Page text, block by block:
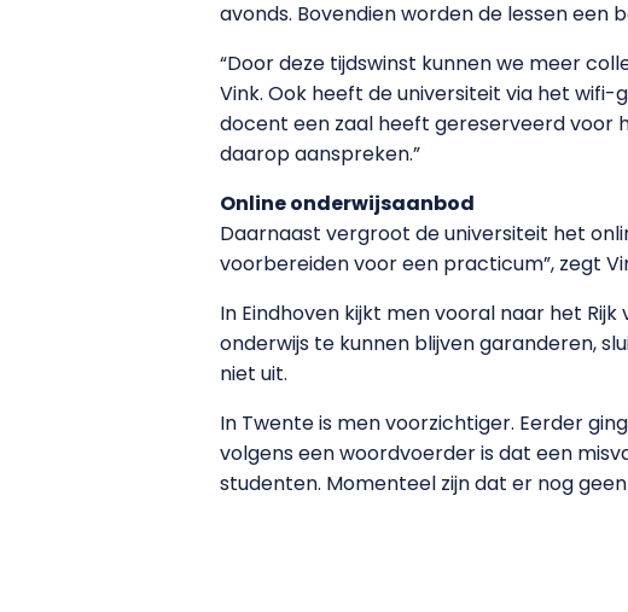
avonds. Bovendien worden de lessen een
“Door deze tijdswinst kunnen we meer
Vink. Ook heeft de universiteit via het wifi-
docent een zaal heeft gereserveerd voor
daarop aanspreken.”
Online onderwijsaanbod
Daarnaast vergroot de universiteit het
voorbereiden voor een practicum”, zegt
In Eindhoven kijkt men vooral naar het
onderwijs te kunnen blijven garanderen,
niet uit.
In Twente is men voorzichtiger. Eerder
volgens een woordvoerder is dat een
studenten. Momenteel zijn dat er nog